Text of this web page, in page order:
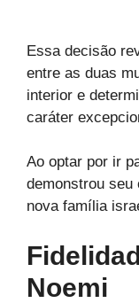
Essa decisão
entre as duas
interior e
caráter
Ao optar por ir
demonstrou seu
nova família
Noemi